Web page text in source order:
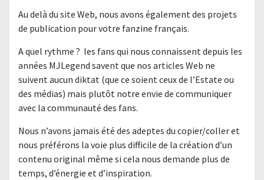
Au delà du site Web, nous avons également des projets
de publication pour votre fanzine français.
A quel rythme ? les fans qui nous connaissent depuis les
années MJLegend savent que nos articles Web ne
suivent aucun diktat (que ce soient ceux de l’Estate ou
des médias) mais plutôt notre envie de communiquer
avec la communauté des fans.
Nous n’avons jamais été des adeptes du copier/coller et
nous préférons la voie plus difficile de la création d’un
contenu original même si cela nous demande plus de
temps, d’énergie et d’inspiration.